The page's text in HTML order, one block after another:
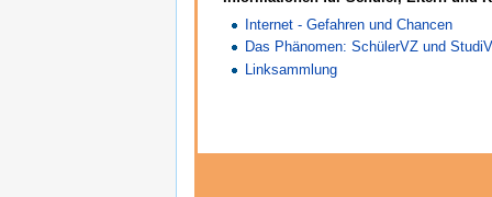
Internet - Gefahren und Chancen
Das Phänomen: SchülerVZ und
Linksammlung